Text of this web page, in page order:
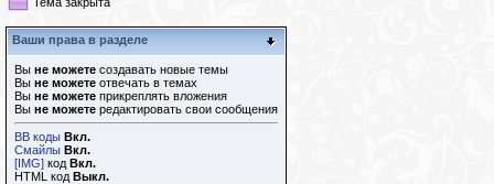
Ваши права в разделе
Вы не можете создавать новые темы
Вы не можете отвечать в темах
Вы не можете прикреплять вложения
Вы не можете редактировать свои сообщения
BB коды Вкл.
Смайлы Вкл.
[IMG] код Вкл.
HTML код Выкл.